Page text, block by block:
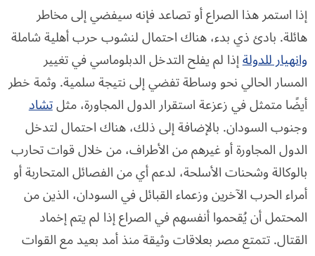
إذا استمر هذا الصراع أو تصاعد فإنه سيفضي إلى مخاطر
هائلة. بادئ ذي بدء، هناك احتمال لنشوب حرب أهلية شاملة
وانهيار للدولةإذا لم يفلح التدخل الدبلوماسي في تغيير
المسار الحالي نحو وساطة تفضي إلى نتيجة سلمية. وثمة خطر
أيضًا متمثل في زعزعة استقرار الدول المجاورة، مثلتشاد
وجنوب السودان. بالإضافة إلى ذلك، هناك احتمال لتدخل
الدول المجاورة أو غيرهم من الأطراف، من خلال قوات تحارب
بالوكالة وشحنات الأسلحة، لدعم أي من الفصائل المتحاربة أو
أمراء الحرب الآخرين وزعماء القبائل في السودان، الذين من
المحتمل أن يُقحموا أنفسهم في الصراع إذا لم يتم إخماد
القتال. تتمتع مصر بعلاقات وثيقة منذ أمد بعيد مع القوات